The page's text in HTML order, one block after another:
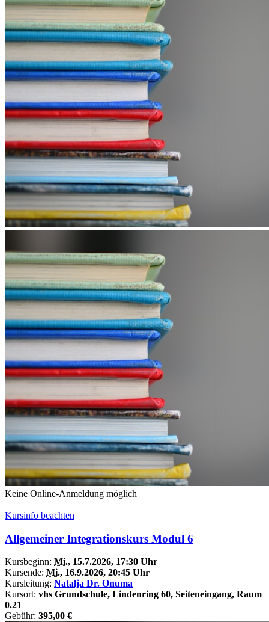
Keine Online-Anmeldung möglich
Kursinfo beachten
Allgemeiner Integrationskurs Modul 6
Kursbeginn: Mi., 15.7.2026, 17:30 Uhr
Kursende: Mi., 16.9.2026, 20:45 Uhr
Kursleitung: Natalja Dr. Onuma
Kursort: vhs Grundschule, Lindenring 60, Seiteneingang, Raum
0.21
Gebühr: 395,00 €